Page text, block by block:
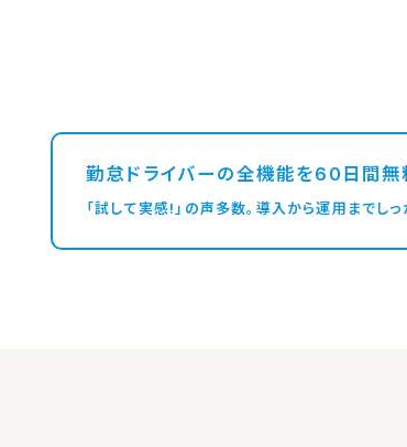
勤怠ドライバーの全機能を60日間無
「試して実感!」の声多数。導入から運用までし